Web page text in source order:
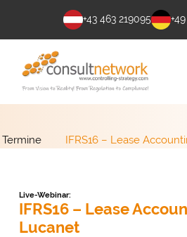
+43 463 219095
Termine IFRS16 – Lease
Live-Webinar:
IFRS16 – Lease
Lucanet